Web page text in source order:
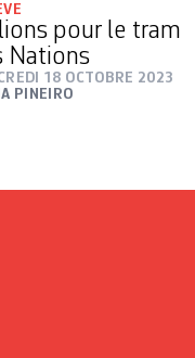
pour le tram
Nations
18 OCTOBRE 2023
PINEIRO